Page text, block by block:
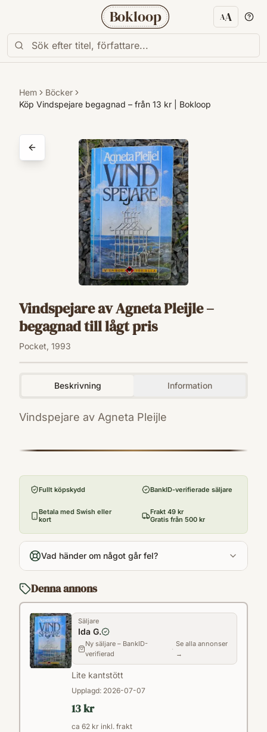
Bokloop AA
Hem
Böcker
Köp Vindspejare begagnad – från 13 kr | Bokloop
Vindspejare av Agneta Pleijle –
begagnad till lågt pris
Pocket, 1993
Beskrivning Information
Vindspejare av Agneta Pleijle
9789174487466
En bok för alla
Utgivningsår
1993
Antal sidor
453
Språk
Format
Pocket
Fullt köpskydd BankID-verifierade säljare
Betala med Swish eller
kort
Frakt 49 kr
Gratis från 500 kr
Vad händer om något går fel?
Denna annons
Säljare
Ida G.
Ny säljare – BankID-
verifierad
·
Se alla annonser
→
Lite kantstött
Upplagd: 2026-07-07
13 kr
ca 62 kr inkl. frakt